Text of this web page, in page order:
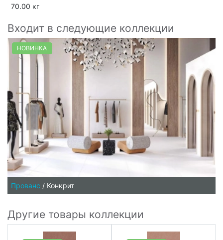
70.00 кг
Входит в следующие коллекции
НОВИНКА
Прованс / Конкрит
Другие товары коллекции